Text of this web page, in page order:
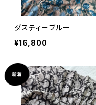
ダスティーブルー
¥16,800